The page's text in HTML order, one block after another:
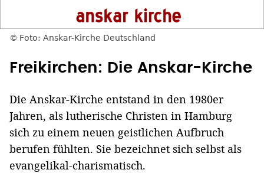
Foto: Anskar-Kirche Deutschland
Freikirchen: Die Anskar-Kirche
Die Anskar-Kirche entstand in den 1980er
Jahren, als lutherische Christen in Hamburg
sich zu einem neuen geistlichen Aufbruch
berufen fühlten. Sie bezeichnet sich selbst als
evangelikal-charismatisch.